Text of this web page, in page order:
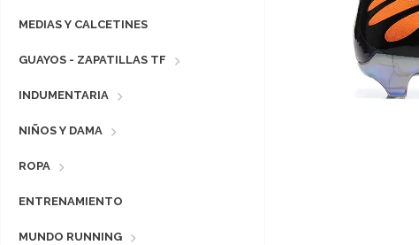
MEDIAS Y CALCETINES
GUAYOS - ZAPATILLAS TF
INDUMENTARIA
NIÑOS Y DAMA
ROPA
ENTRENAMIENTO
MUNDO RUNNING